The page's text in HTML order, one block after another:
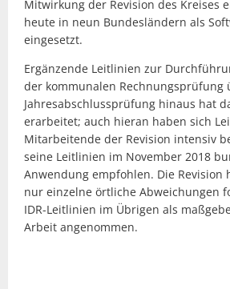
Mitwirkung der Revision des Kreises
heute in neun Bundesländern als
eingesetzt.
Ergänzende Leitlinien zur
der kommunalen Rechnungsprüfung
Jahresabschlussprüfung hinaus hat
erarbeitet; auch hieran haben sich
Mitarbeitende der Revision intensiv
seine Leitlinien im November 2018
Anwendung empfohlen. Die Revision
nur einzelne örtliche Abweichungen
IDR-Leitlinien im Übrigen als
Arbeit angenommen.